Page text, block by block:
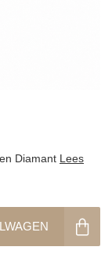
Diamant Lees